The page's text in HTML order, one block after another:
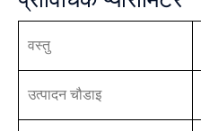
वस्तु
उत्पादन चौडाइ